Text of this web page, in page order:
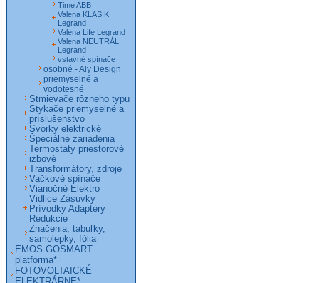
Time ABB
Valena KLASIK
Legrand
Valena Life Legrand
Valena NEUTRÁL
Legrand
vstavné spínače
osobné - Aly Design
priemyselné a
vodotesné
Stmievače rôzneho typu
Stykače priemyselné a
príslušenstvo
Svorky elektrické
Špeciálne zariadenia
Termostaty priestorové
izbové
Transformátory, zdroje
Vačkové spínače
Vianočné Elektro
Vidlice Zásuvky
Prívodky Adaptéry
Redukcie
Značenia, tabuľky,
samolepky, fólia
EMOS GOSMART
platforma*
FOTOVOLTAICKÉ